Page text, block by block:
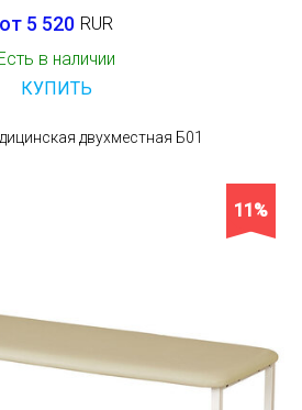
от 5 520 RUR
в наличии
КУПИТЬ
двухместная Б01
11%